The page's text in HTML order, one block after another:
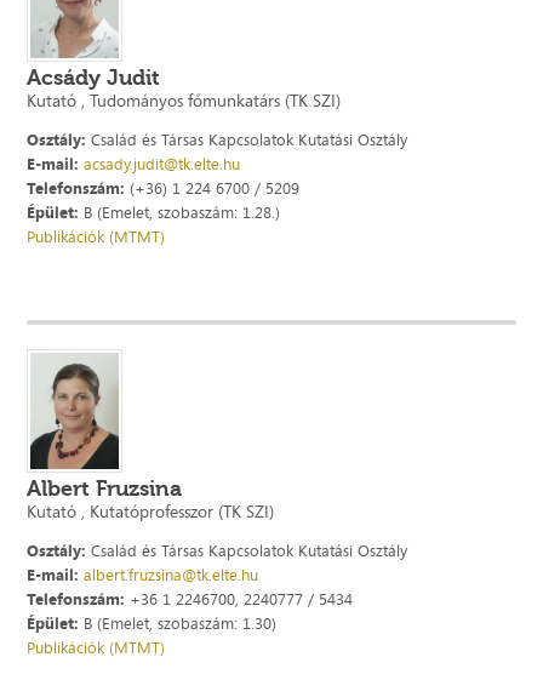
Acsády Judit
Kutató , Tudományos főmunkatárs (TK SZI)
Osztály: Család és Társas Kapcsolatok Kutatási Osztály
E-mail: acsady.judit@tk.elte.hu
Telefonszám: (+36) 1 224 6700 / 5209
Épület: B (Emelet, szobaszám: 1.28.)
Publikációk (MTMT)
Albert Fruzsina
Kutató , Kutatóprofesszor (TK SZI)
Osztály: Család és Társas Kapcsolatok Kutatási Osztály
E-mail: albert.fruzsina@tk.elte.hu
Telefonszám: +36 1 2246700, 2240777 / 5434
Épület: B (Emelet, szobaszám: 1.30)
Publikációk (MTMT)